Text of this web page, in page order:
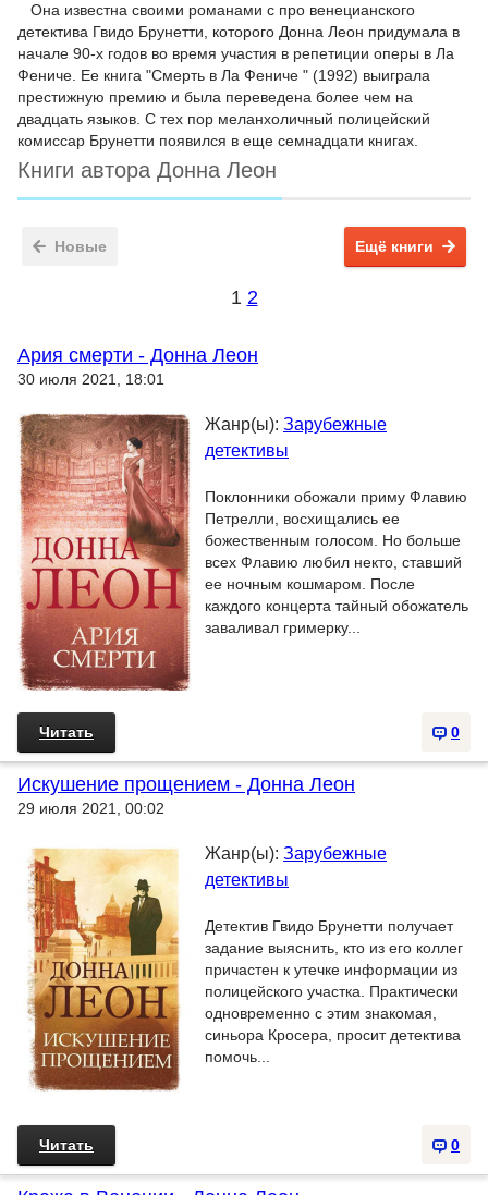
Она известна своими романами с про венецианского
детектива Гвидо Брунетти, которого Донна Леон придумала в
начале 90-х годов во время участия в репетиции оперы в Ла
Фениче. Ее книга "Смерть в Ла Фениче " (1992) выиграла
престижную премию и была переведена более чем на
двадцать языков. С тех пор меланхоличный полицейский
комиссар Брунетти появился в еще семнадцати книгах.
Книги автора Донна Леон
Новые Ещё книги
1 2
Ария смерти - Донна Леон
30 июля 2021, 18:01
Жанр(ы): Зарубежные
детективы
Поклонники обожали приму Флавию
Петрелли, восхищались ее
божественным голосом. Но больше
всех Флавию любил некто, ставший
ее ночным кошмаром. После
каждого концерта тайный обожатель
заваливал гримерку...
0
Читать
Искушение прощением - Донна Леон
29 июля 2021, 00:02
Жанр(ы): Зарубежные
детективы
Детектив Гвидо Брунетти получает
задание выяснить, кто из его коллег
причастен к утечке информации из
полицейского участка. Практически
одновременно с этим знакомая,
синьора Кросера, просит детектива
помочь...
0
Читать